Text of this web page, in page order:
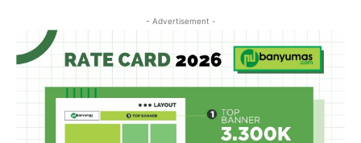
- Advertisement -